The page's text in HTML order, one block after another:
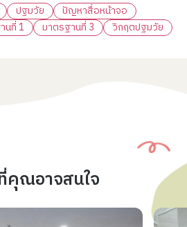
ปฐมวัย
ปัญหาสื่อหน้าจอ
นที่ 1 มาตรฐานที่ 3 วิกฤตปฐมวัย
คุณอาจสนใจ